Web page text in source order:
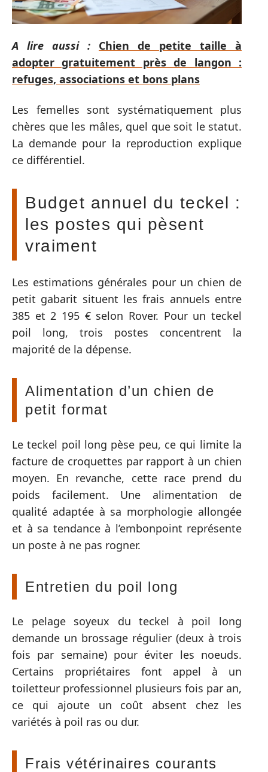
A lire aussi :
Chien de petite taille à
adopter gratuitement près de langon :
refuges, associations et bons plans
Les femelles sont systématiquement plus
chères que les mâles, quel que soit le statut.
La demande pour la reproduction explique
ce différentiel.
Budget annuel du teckel :
les postes qui pèsent
vraiment
Les estimations générales pour un chien de
petit gabarit situent les frais annuels entre
385 et 2 195 € selon Rover. Pour un teckel
poil long, trois postes concentrent la
majorité de la dépense.
Alimentation d’un chien de
petit format
Le teckel poil long pèse peu, ce qui limite la
facture de croquettes par rapport à un chien
moyen. En revanche, cette race prend du
poids facilement. Une alimentation de
qualité adaptée à sa morphologie allongée
et à sa tendance à l’embonpoint représente
un poste à ne pas rogner.
Entretien du poil long
Le pelage soyeux du teckel à poil long
demande un brossage régulier (deux à trois
fois par semaine) pour éviter les noeuds.
Certains propriétaires font appel à un
toiletteur professionnel plusieurs fois par an,
ce qui ajoute un coût absent chez les
variétés à poil ras ou dur.
Frais vétérinaires courants